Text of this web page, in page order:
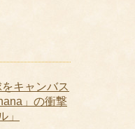
をキャンバス
」の衝撃
」